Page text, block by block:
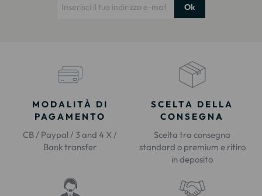
Ok
MODALITÀ DI
PAGAMENTO
CB / Paypal / 3 and 4 X /
Bank transfer
SCELTA DELLA
CONSEGNA
Scelta tra consegna
standard o premium e ritiro
in deposito